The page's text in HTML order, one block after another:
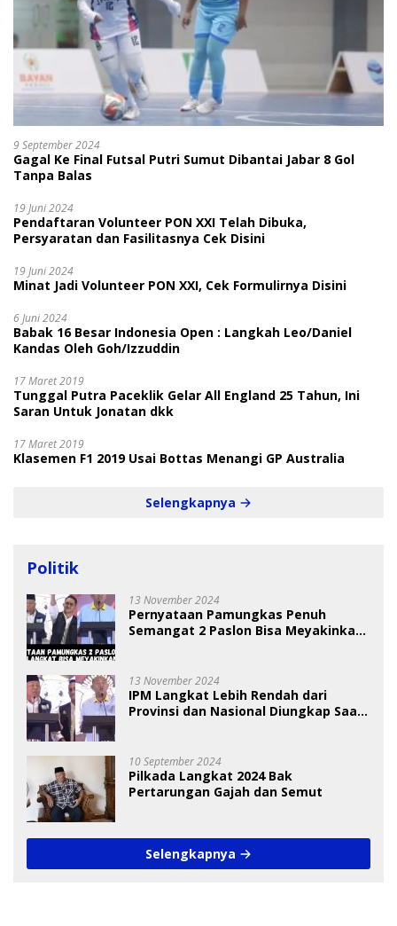
9 September 2024
Gagal Ke Final Futsal Putri Sumut Dibantai Jabar 8 Gol
Tanpa Balas
19 Juni 2024
Pendaftaran Volunteer PON XXI Telah Dibuka,
Persyaratan dan Fasilitasnya Cek Disini
19 Juni 2024
Minat Jadi Volunteer PON XXI, Cek Formulirnya Disini
6 Juni 2024
Babak 16 Besar Indonesia Open : Langkah Leo/Daniel
Kandas Oleh Goh/Izzuddin
17 Maret 2019
Tunggal Putra Paceklik Gelar All England 25 Tahun, Ini
Saran Untuk Jonatan dkk
17 Maret 2019
Klasemen F1 2019 Usai Bottas Menangi GP Australia
Selengkapnya
Politik
13 November 2024
Pernyataan Pamungkas Penuh
Semangat 2 Paslon Bisa Meyakinkan
13 November 2024
IPM Langkat Lebih Rendah dari
Provinsi dan Nasional Diungkap Saat
10 September 2024
Pilkada Langkat 2024 Bak
Pertarungan Gajah dan Semut
Selengkapnya